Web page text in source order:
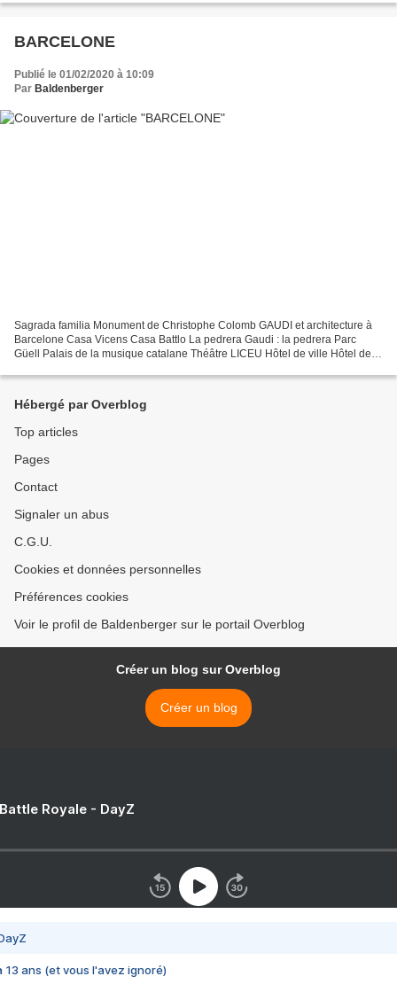
blog.com/2016/10/patrimoine.html...
BARCELONE
Publié le 01/02/2020 à 10:09
Par Baldenberger
Sagrada familia Monument de Christophe Colomb GAUDI et architecture à
Barcelone Casa Vicens Casa Battlo La pedrera Gaudi : la pedrera Parc
Güell Palais de la musique catalane Théâtre LICEU Hôtel de ville Hôtel de
Hébergé par Overblog
Top articles
Pages
Contact
Signaler un abus
C.G.U.
Cookies et données personnelles
Préférences cookies
Voir le profil de Baldenberger sur le portail Overblog
Créer un blog sur Overblog
Créer un blog
Royale - DayZ
13 ans (et vous l'avez ignoré)